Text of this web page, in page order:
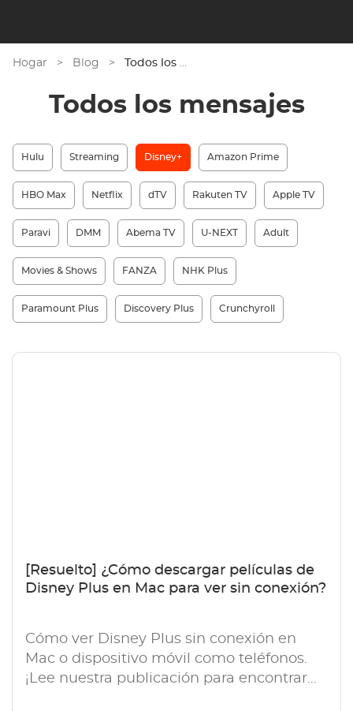
Hogar > Blog > Todos los mensajes
Todos los mensajes
Hulu Streaming Disney+ Amazon Prime
HBO Max Netflix dTV Rakuten TV Apple TV
Paravi DMM Abema TV U-NEXT Adult
Movies & Shows FANZA NHK Plus
Paramount Plus Discovery Plus Crunchyroll
[Resuelto] ¿Cómo descargar películas de
Disney Plus en Mac para ver sin conexión?
Cómo ver Disney Plus sin conexión en
Mac o dispositivo móvil como teléfonos.
¡Lee nuestra publicación para encontrar